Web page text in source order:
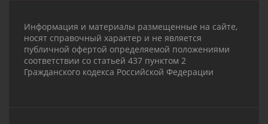
Информация и материалы размещенные на сайте,
носят справочный характер и не является
публичной офертой определяемой положениями
соответствии со статьей 437 пунктом 2
Гражданского кодекса Российской Федерации